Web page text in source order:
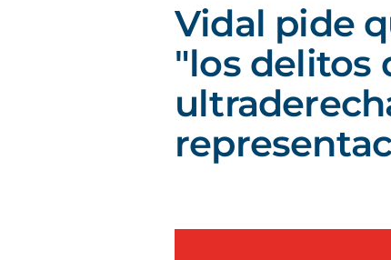
Vidal pide
"los delitos